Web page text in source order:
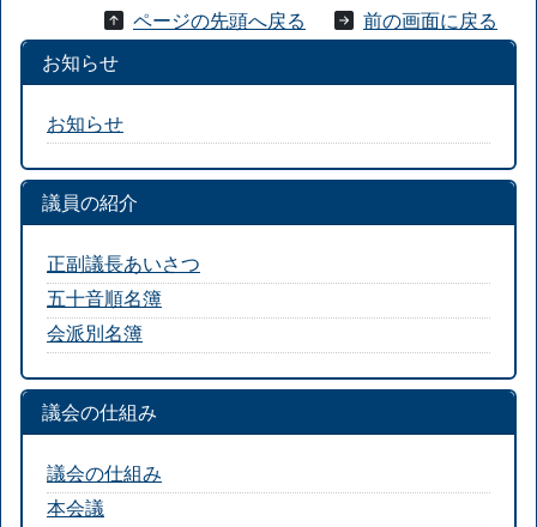
ページの先頭へ戻る
前の画面に戻る
お知らせ
お知らせ
議員の紹介
正副議長あいさつ
五十音順名簿
会派別名簿
議会の仕組み
議会の仕組み
本会議